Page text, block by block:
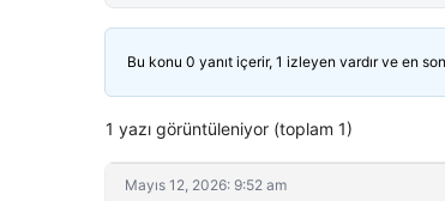
Bu konu 0 yanıt içerir, 1 izleyen vardır ve en son
1 yazı görüntüleniyor (toplam 1)
Mayıs 12, 2026: 9:52 am